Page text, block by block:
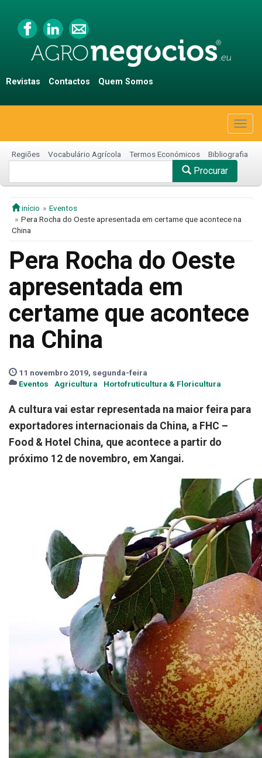
Revistas Contactos Quem Somos
Regiões Vocabulário Agrícola Termos Económicos Bibliografia
Procurar
início
Eventos
Pera Rocha do Oeste apresentada em certame que acontece na
China
Pera Rocha do Oeste
apresentada em
certame que acontece
na China
11 novembro 2019, segunda-feira
Eventos
Agricultura Hortofruticultura & Floricultura
A cultura vai estar representada na maior feira para
exportadores internacionais da China, a FHC –
Food & Hotel China, que acontece a partir do
próximo 12 de novembro, em Xangai.